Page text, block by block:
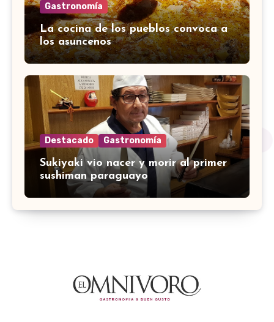
Gastronomía
La cocina de los pueblos convoca a
los asuncenos
Destacado Gastronomía
Sukiyaki vio nacer y morir al primer
sushiman paraguayo